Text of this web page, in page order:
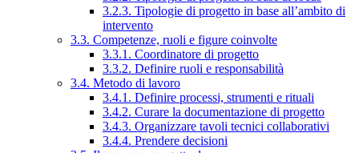
3.2.3. Tipologie di progetto in base all’ambito di
intervento
3.3. Competenze, ruoli e figure coinvolte
3.3.1. Coordinatore di progetto
3.3.2. Definire ruoli e responsabilità
3.4. Metodo di lavoro
3.4.1. Definire processi, strumenti e rituali
3.4.2. Curare la documentazione di progetto
3.4.3. Organizzare tavoli tecnici collaborativi
3.4.4. Prendere decisioni